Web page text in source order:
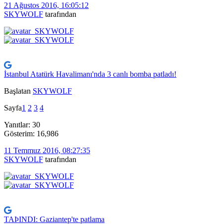
21 Ağustos 2016, 16:05:12
SKYWOLF tarafından
İstanbul Atatürk Havalimanı'nda 3 canlı bomba patladı!
Başlatan SKYWOLF
Sayfa1 2 3 4
Yanıtlar: 30
Gösterim: 16,986
11 Temmuz 2016, 08:27:35
SKYWOLF tarafından
TAÞINDI: Gaziantep'te patlama